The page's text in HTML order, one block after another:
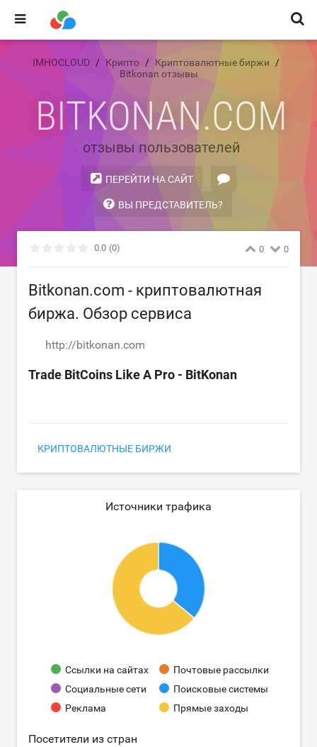
IMHOCLOUD Крипто
Криптовалютные биржи
Bitkonan отзывы
BITKONAN.COM
отзывы пользователей
ПЕРЕЙТИ НА САЙТ
ВЫ ПРЕДСТАВИТЕЛЬ?
0.0 (0) 0 0
Bitkonan.com - криптовалютная
биржа. Обзор сервиса
http://bitkonan.com
Trade BitCoins Like A Pro - BitKonan
КРИПТОВАЛЮТНЫЕ БИРЖИ
Источники трафика
Ссылки на сайтах
Почтовые рассылки
Социальные сети
Поисковые системы
Реклама
Прямые заходы
Посетители из стран